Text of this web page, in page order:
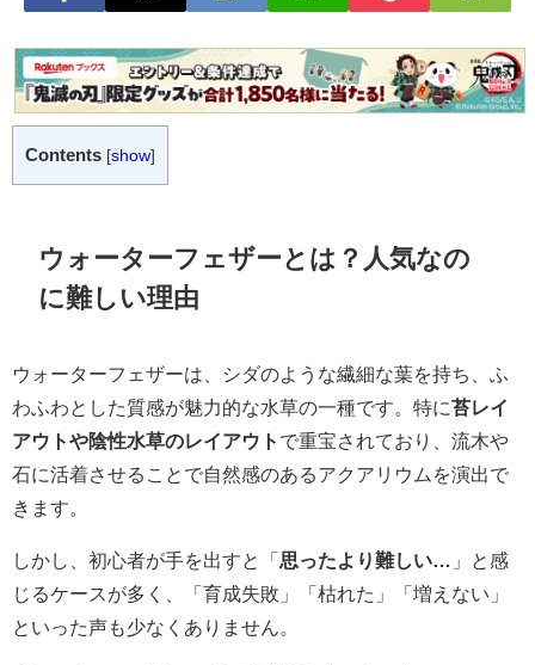
Contents [show]
ウォーターフェザーとは？人気なの
に難しい理由
ウォーターフェザーは、シダのような繊細な葉を持ち、ふ
わふわとした質感が魅力的な水草の一種です。特に苔レイ
アウトや陰性水草のレイアウト で重宝されており、流木や
石に活着させることで自然感のあるアクアリウムを演出で
きます。
しかし、初心者が手を出すと「 思ったより難しい… 」と感
じるケースが多く、「育成失敗」「枯れた」「増えない」
といった声も少なくありません。